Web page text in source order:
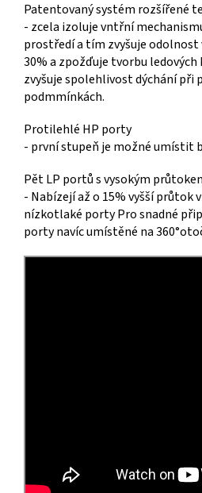
Patentovaný systém rozšířené
- zcela izoluje vntřní
prostředí a tím zvyšuje odolnost
30% a zpožďuje tvorbu
zvyšuje spolehlivost dýchání při
podmmínkách.
Protilehlé HP porty
- první stupeň je možné umístit
Pět LP portů s vysokým
- Nabízejí až o 15% vyšší průtok
nízkotlaké porty Pro snadné
porty navíc umístěné na